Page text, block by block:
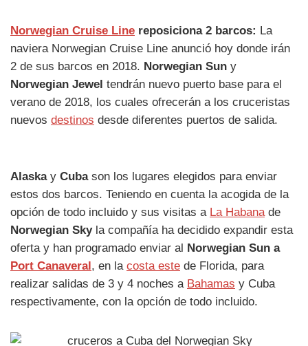
Norwegian Cruise Line reposiciona 2 barcos: La
naviera Norwegian Cruise Line anunció hoy donde irán
2 de sus barcos en 2018. Norwegian Sun y
Norwegian Jewel tendrán nuevo puerto base para el
verano de 2018, los cuales ofrecerán a los cruceristas
nuevos destinos desde diferentes puertos de salida.
Alaskay Cubason los lugares elegidos para enviar
estos dos barcos. Teniendo en cuenta la acogida de la
opción de todo incluido y sus visitas a La Habana de
Norwegian Skyla compañía ha decidido expandir esta
oferta y han programado enviar al Norwegian Sun a
Port Canaveral, en la costa este de Florida, para
realizar salidas de 3 y 4 noches a Bahamas y Cuba
respectivamente, con la opción de todo incluido.